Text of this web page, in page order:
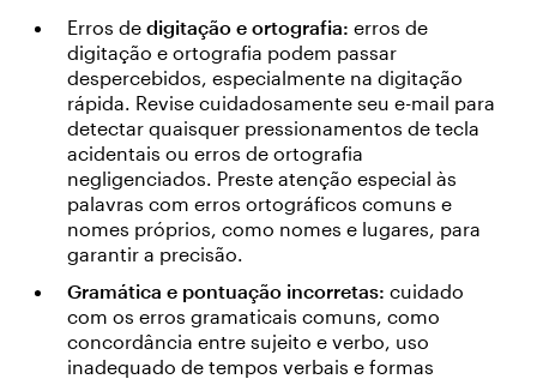
Erros de digitação e ortografia: erros de
digitação e ortografia podem passar
despercebidos, especialmente na digitação
rápida. Revise cuidadosamente seu e-mail para
detectar quaisquer pressionamentos de tecla
acidentais ou erros de ortografia
negligenciados. Preste atenção especial às
palavras com erros ortográficos comuns e
nomes próprios, como nomes e lugares, para
garantir a precisão.
Gramática e pontuação incorretas: cuidado
com os erros gramaticais comuns, como
concordância entre sujeito e verbo, uso
inadequado de tempos verbais e formas